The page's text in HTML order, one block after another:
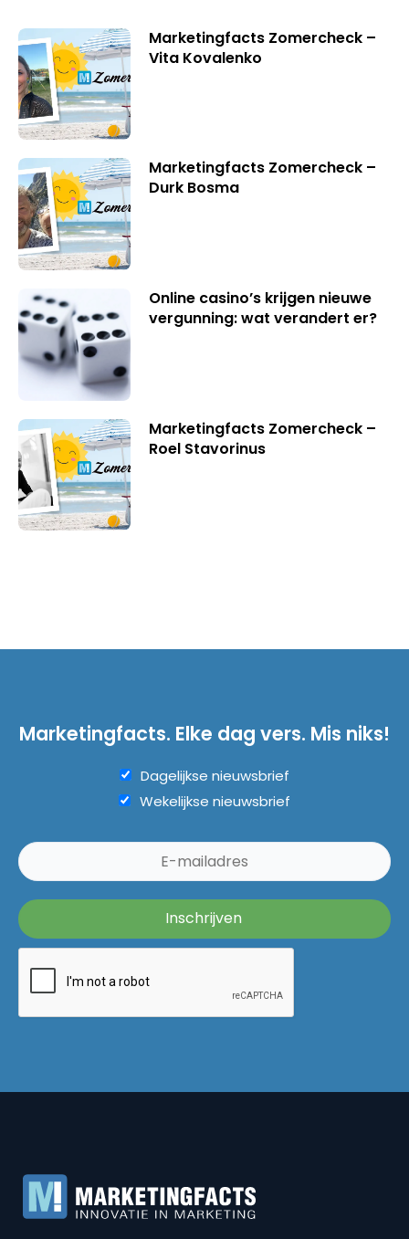
Marketingfacts Zomercheck –
Vita Kovalenko
Marketingfacts Zomercheck –
Durk Bosma
Online casino’s krijgen nieuwe
vergunning: wat verandert er?
Marketingfacts Zomercheck –
Roel Stavorinus
Marketingfacts. Elke dag vers. Mis niks!
Dagelijkse nieuwsbrief
Wekelijkse nieuwsbrief